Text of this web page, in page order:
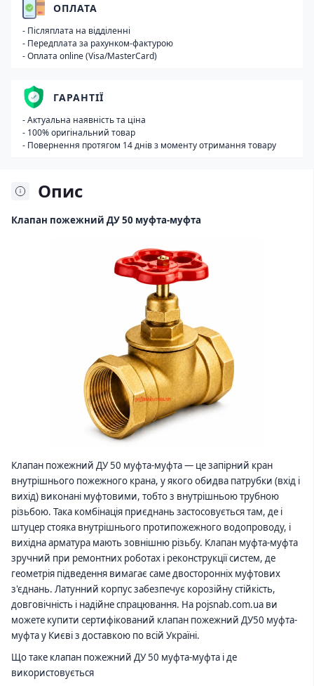
Опис
Клапан пожежний ДУ 50 муфта-муфта
Клапан пожежний ДУ 50 муфта-муфта — це запірний кран
внутрішнього пожежного крана, у якого обидва патрубки (вхід і
вихід) виконані муфтовими, тобто з внутрішньою трубною
різьбою. Така комбінація приєднань застосовується там, де і
штуцер стояка внутрішнього протипожежного водопроводу, і
вихідна арматура мають зовнішню різьбу. Клапан муфта-муфта
зручний при ремонтних роботах і реконструкції систем, де
геометрія підведення вимагає саме двосторонніх муфтових
з'єднань. Латунний корпус забезпечує корозійну стійкість,
довговічність і надійне спрацювання. На pojsnab.com.ua ви
можете купити сертифікований клапан пожежний ДУ50 муфта-
муфта у Києві з доставкою по всій Україні.
Що таке клапан пожежний ДУ 50 муфта-муфта і де
використовується
ОПЛАТА
- Післяплата на відділенні
- Передплата за рахунком-фактурою
- Оплата online (Visa/MasterCard)
ГАРАНТІЇ
- Актуальна наявність та ціна
- 100% оригінальний товар
- Повернення протягом 14 днів з моменту отримання товару